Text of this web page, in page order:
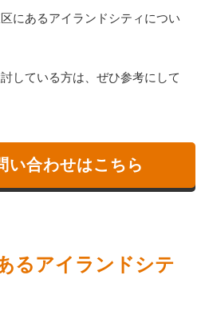
にあるアイランドシティについ
している方は、ぜひ参考にして
い合わせはこちら
るアイランドシテ